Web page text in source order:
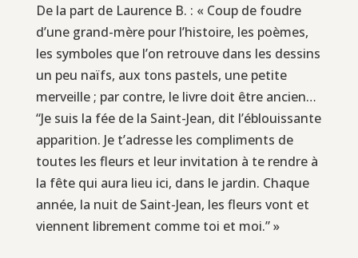
De la part de Laurence B. : « Coup de foudre
d’une grand-mère pour l’histoire, les poèmes,
les symboles que l’on retrouve dans les dessins
un peu naïfs, aux tons pastels, une petite
merveille ; par contre, le livre doit être ancien…
“Je suis la fée de la Saint-Jean, dit l’éblouissante
apparition. Je t’adresse les compliments de
toutes les fleurs et leur invitation à te rendre à
la fête qui aura lieu ici, dans le jardin. Chaque
année, la nuit de Saint-Jean, les fleurs vont et
viennent librement comme toi et moi.” »